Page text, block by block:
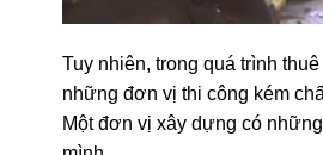
Tuy nhiên, trong quá trình thuê